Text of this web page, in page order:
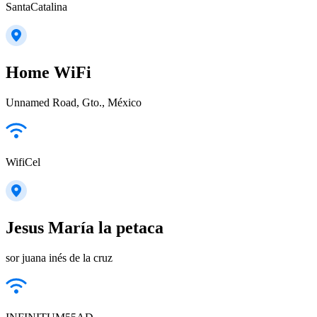
SantaCatalina
Home WiFi
Unnamed Road, Gto., México
WifiCel
Jesus María la petaca
sor juana inés de la cruz